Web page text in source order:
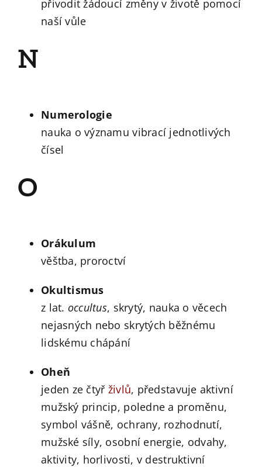
přivodit žádoucí změny v životě pomocí
naší vůle
N
Numerologie
nauka o významu vibrací jednotlivých
čísel
O
Orákulum
věštba, proroctví
Okultismus
z lat. occultus, skrytý, nauka o věcech
nejasných nebo skrytých běžnému
lidskému chápání
Oheň
jeden ze čtyř živlů, představuje aktivní
mužský princip, poledne a proměnu,
symbol vášně, ochrany, rozhodnutí,
mužské síly, osobní energie, odvahy,
aktivity, horlivosti, v destruktivní